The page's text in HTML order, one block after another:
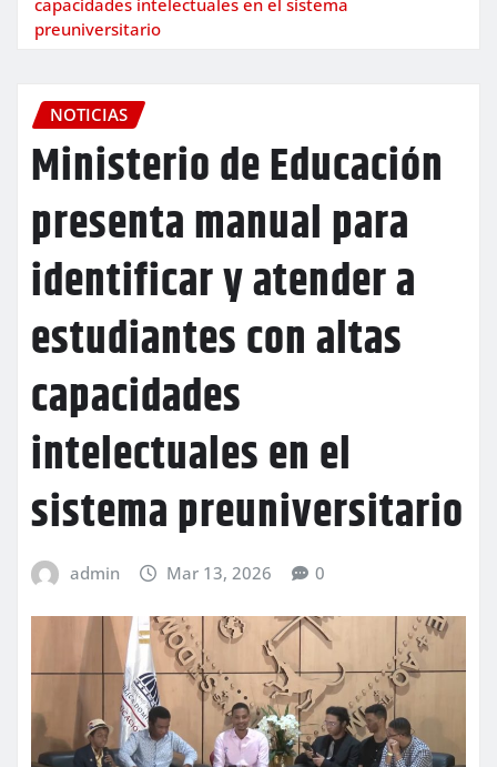
preuniversitario
NOTICIAS
Ministerio de Educación
presenta manual para
identificar y atender a
estudiantes con altas
capacidades
intelectuales en el
sistema preuniversitario
admin Mar 13, 2026 0